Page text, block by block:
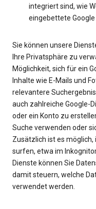
integriert sind, wie
eingebettete Google
Sie können unsere
Ihre Privatsphäre zu
Möglichkeit, sich für ein
Inhalte wie E-Mails und
relevantere
auch zahlreiche Google-
oder ein Konto zu
Suche verwenden oder
Zusätzlich ist es
surfen, etwa im
Dienste können Sie
damit steuern, welche
verwendet werden.